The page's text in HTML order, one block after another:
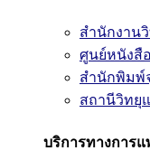
สำนักงาน
ศูนย์หนังสื
สำนักพิมพ์
สถานีวิทยุ
บริการทางการ